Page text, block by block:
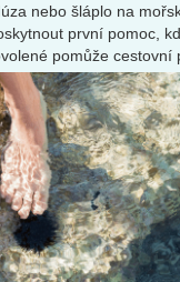
první pomoc,
pomůže cestovní